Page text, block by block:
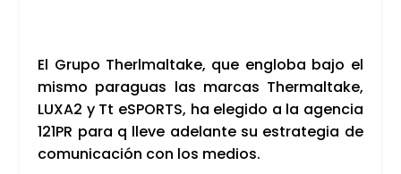
El Gru­po Therl­mal­ta­ke, que englo­ba bajo el
mis­mo para­guas las mar­cas Ther­mal­ta­ke,
LUXA2 y Tt eSPORTS, ha ele­gi­do a la agen­cia
121PR para q lle­ve ade­lan­te su estra­te­gia de
comu­ni­ca­ción con los medios.